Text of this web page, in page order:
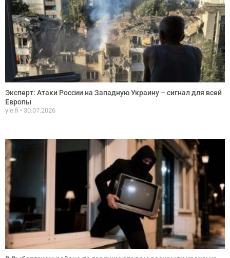
Эксперт: Атаки России на Западную Украину – сигнал для всей
Европы
yle.fi 30.07.2026